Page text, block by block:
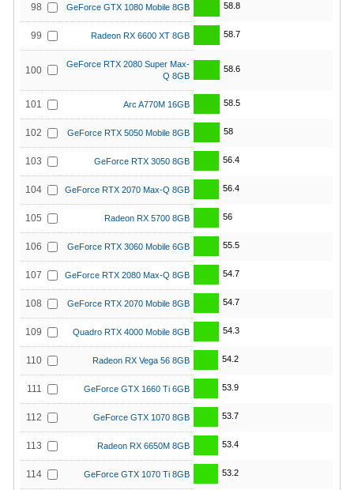
98 GeForce GTX 1080 Mobile 8GB 58.8
99 Radeon RX 6600 XT 8GB 58.7
100
GeForce RTX 2080 Super Max-
Q 8GB
58.6
101 Arc A770M 16GB 58.5
102 GeForce RTX 5050 Mobile 8GB 58
103 GeForce RTX 3050 8GB 56.4
104 GeForce RTX 2070 Max-Q 8GB 56.4
105 Radeon RX 5700 8GB 56
106 GeForce RTX 3060 Mobile 6GB 55.5
107 GeForce RTX 2080 Max-Q 8GB 54.7
108 GeForce RTX 2070 Mobile 8GB 54.7
109 Quadro RTX 4000 Mobile 8GB 54.3
110 Radeon RX Vega 56 8GB 54.2
111 GeForce GTX 1660 Ti 6GB 53.9
112 GeForce GTX 1070 8GB 53.7
113 Radeon RX 6650M 8GB 53.4
114 GeForce GTX 1070 Ti 8GB 53.2